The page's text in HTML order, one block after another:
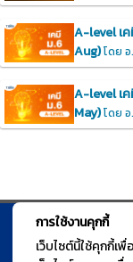
A-level เค
Aug)โดย
A-level เ
May)โดย
การใช้งานคุกกี้
เว็บไซต์นี้ใช้คุกกี้เ
© TGURU.online